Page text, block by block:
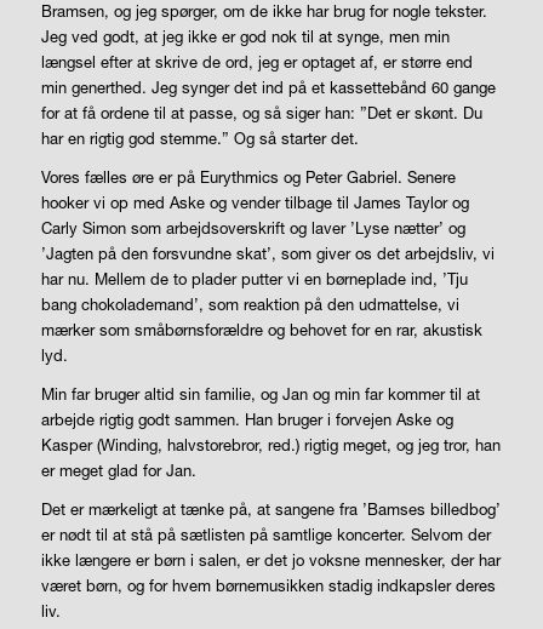
Bramsen, og jeg spørger, om de ikke har brug for nogle tekster.
Jeg ved godt, at jeg ikke er god nok til at synge, men min
længsel efter at skrive de ord, jeg er optaget af, er større end
min generthed. Jeg synger det ind på et kassettebånd 60 gange
for at få ordene til at passe, og så siger han: ”Det er skønt. Du
har en rigtig god stemme.” Og så starter det.
Vores fælles øre er på Eurythmics og Peter Gabriel. Senere
hooker vi op med Aske og vender tilbage til James Taylor og
Carly Simon som arbejdsoverskrift og laver ’Lyse nætter’ og
’Jagten på den forsvundne skat’, som giver os det arbejdsliv, vi
har nu. Mellem de to plader putter vi en børneplade ind, ’Tju
bang chokolademand’, som reaktion på den udmattelse, vi
mærker som småbørnsforældre og behovet for en rar, akustisk
lyd.
Min far bruger altid sin familie, og Jan og min far kommer til at
arbejde rigtig godt sammen. Han bruger i forvejen Aske og
Kasper (Winding, halvstorebror, red.) rigtig meget, og jeg tror, han
er meget glad for Jan.
Det er mærkeligt at tænke på, at sangene fra ’Bamses billedbog’
er nødt til at stå på sætlisten på samtlige koncerter. Selvom der
ikke længere er børn i salen, er det jo voksne mennesker, der har
været børn, og for hvem børnemusikken stadig indkapsler deres
liv.